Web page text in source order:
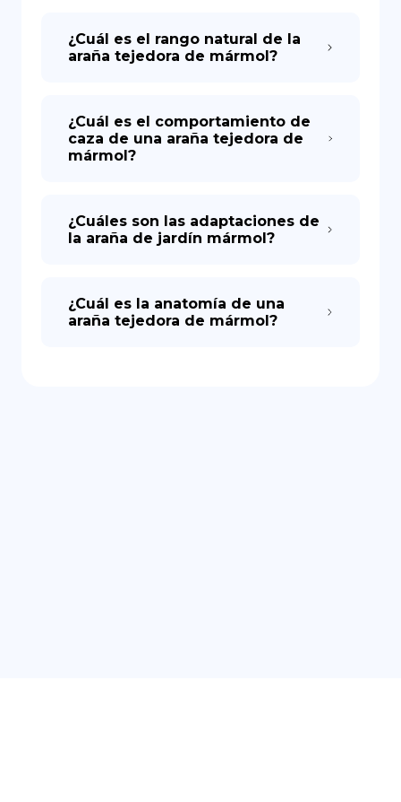
¿Cuál es el rango natural de la
araña tejedora de mármol?
¿Cuál es el comportamiento de
caza de una araña tejedora de
mármol?
¿Cuáles son las adaptaciones de
la araña de jardín mármol?
¿Cuál es la anatomía de una
araña tejedora de mármol?